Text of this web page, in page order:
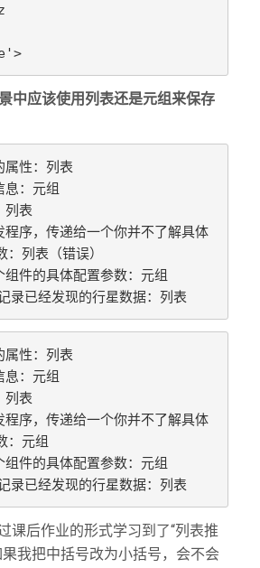
中应该使用列表还是元组来保存
性：列表
：元组
表
序，传递给一个你并不了解具体
列表（错误）
件的具体配置参数：元组
录已经发现的行星数据：﻿列表
性：列表
：元组
表
序，传递给一个你并不了解具体
：元组
件的具体配置参数：元组
录已经发现的行星数据：列表
课后作业的形式学习到了“列表推
我把中括号改为小括号，会不会